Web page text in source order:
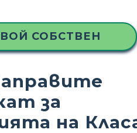
СОБСТВЕН
за
на